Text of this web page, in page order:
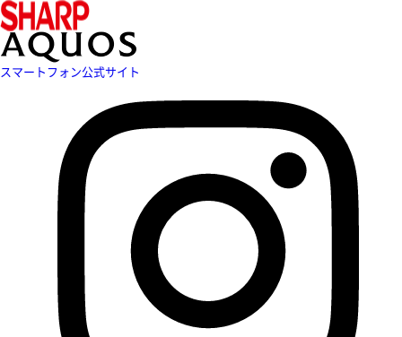
スマートフォン公式サイト